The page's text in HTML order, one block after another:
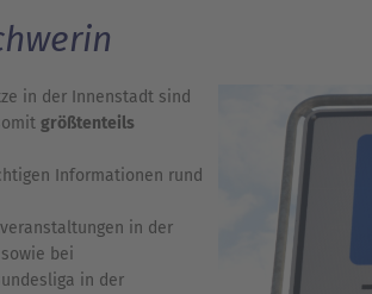
in der Innenstadt sind
größtenteils
Informationen rund
in der
bei
in der